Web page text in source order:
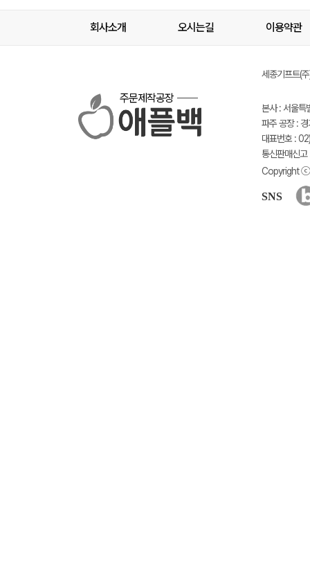
회사소개 오시는길 이용약관
주문제작공장
세종기프트(
본사 : 서울
파주 공장 :
대표번호 :
통신판매신
Copyright ⓒ
SNS